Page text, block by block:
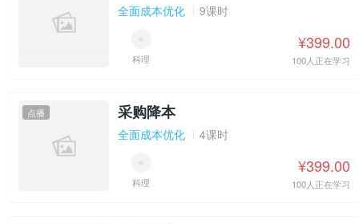
全面成本优化 9课时
科理
¥399.00
100人正在学习
点播 采购降本
全面成本优化 4课时
科理
¥399.00
100人正在学习